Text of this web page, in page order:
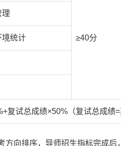
≥40分
理
境统计
复试总成绩×50%（复试总成绩
方向排序，导师招生指标完成